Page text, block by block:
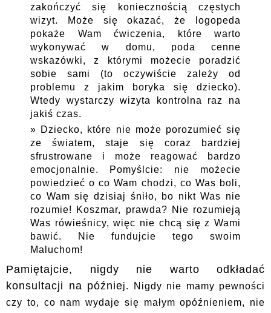
zakończyć się koniecznością częstych
wizyt. Może się okazać, że logopeda
pokaże Wam ćwiczenia, które warto
wykonywać w domu, poda cenne
wskazówki, z którymi możecie poradzić
sobie sami (to oczywiście zależy od
problemu z jakim boryka się dziecko).
Wtedy wystarczy wizyta kontrolna raz na
jakiś czas.
Dziecko, które nie może porozumieć się
ze światem, staje się coraz bardziej
sfrustrowane i może reagować bardzo
emocjonalnie. Pomyślcie: nie możecie
powiedzieć o co Wam chodzi, co Was boli,
co Wam się dzisiaj śniło, bo nikt Was nie
rozumie! Koszmar, prawda? Nie rozumieją
Was rówieśnicy, więc nie chcą się z Wami
bawić. Nie fundujcie tego swoim
Maluchom!
Pamiętajcie, nigdy nie warto odkładać
konsultacji na później. Nigdy nie mamy pewności
czy to, co nam wydaje się małym opóźnieniem, nie